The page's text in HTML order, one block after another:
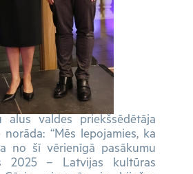
alus valdes priekšsēdētāja
norāda: “Mēs lepojamies, ka
no šī vērienīgā pasākumu
2025 – Latvijas kultūras